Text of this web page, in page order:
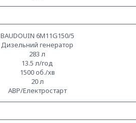
BAUDOUIN 6M11G150/5
Дизельний генератор
283 л
13.5 л/год
1500 об./хв
20 л
АВР/Електростарт